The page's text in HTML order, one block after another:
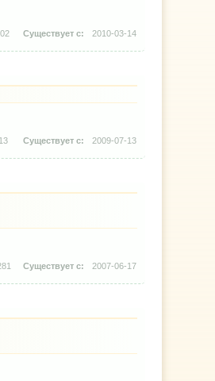
2010-03-14
13 2009-07-13
2007-06-17